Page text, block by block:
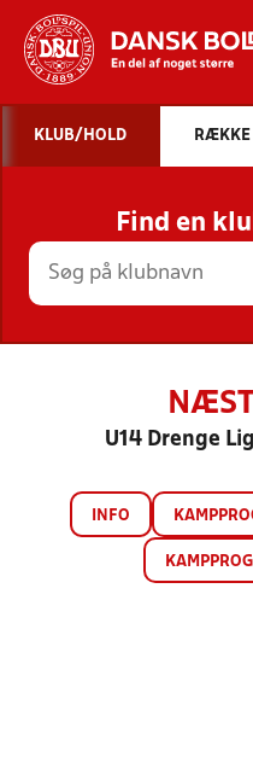
STILLINGER,
KLUB/HOLD RÆKKE
Find en
U14 Drenge
INFO